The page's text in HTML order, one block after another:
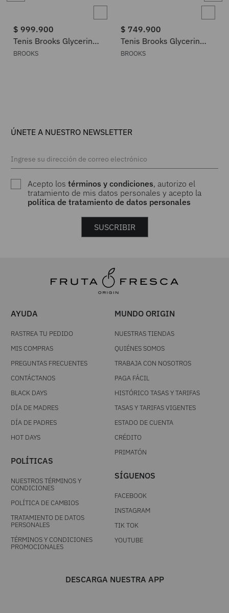
$ 999.900
Tenis Brooks Glycerin
Max 2 Hombre
BROOKS
$ 749.900
Tenis Brooks Glycerin
Flex Hombre
BROOKS
ÚNETE A NUESTRO NEWSLETTER
Acepto lostérminos y condiciones, autorizo el
tratamiento de mis datos personales y acepto la
politica de tratamiento de datos personales
SUSCRIBIR
AYUDA
RASTREA TU PEDIDO
MIS COMPRAS
PREGUNTAS FRECUENTES
CONTÁCTANOS
BLACK DAYS
DÍA DE MADRES
DÍA DE PADRES
HOT DAYS
POLÍTICAS
NUESTROS TÉRMINOS Y
CONDICIONES
POLÍTICA DE CAMBIOS
TRATAMIENTO DE DATOS
PERSONALES
TÉRMINOS Y CONDICIONES
PROMOCIONALES
MUNDO ORIGIN
NUESTRAS TIENDAS
QUIÉNES SOMOS
TRABAJA CON NOSOTROS
PAGA FÁCIL
HISTÓRICO TASAS Y TARIFAS
TASAS Y TARIFAS VIGENTES
ESTADO DE CUENTA
CRÉDITO
PRIMATÓN
SÍGUENOS
FACEBOOK
INSTAGRAM
TIK TOK
YOUTUBE
DESCARGA NUESTRA APP